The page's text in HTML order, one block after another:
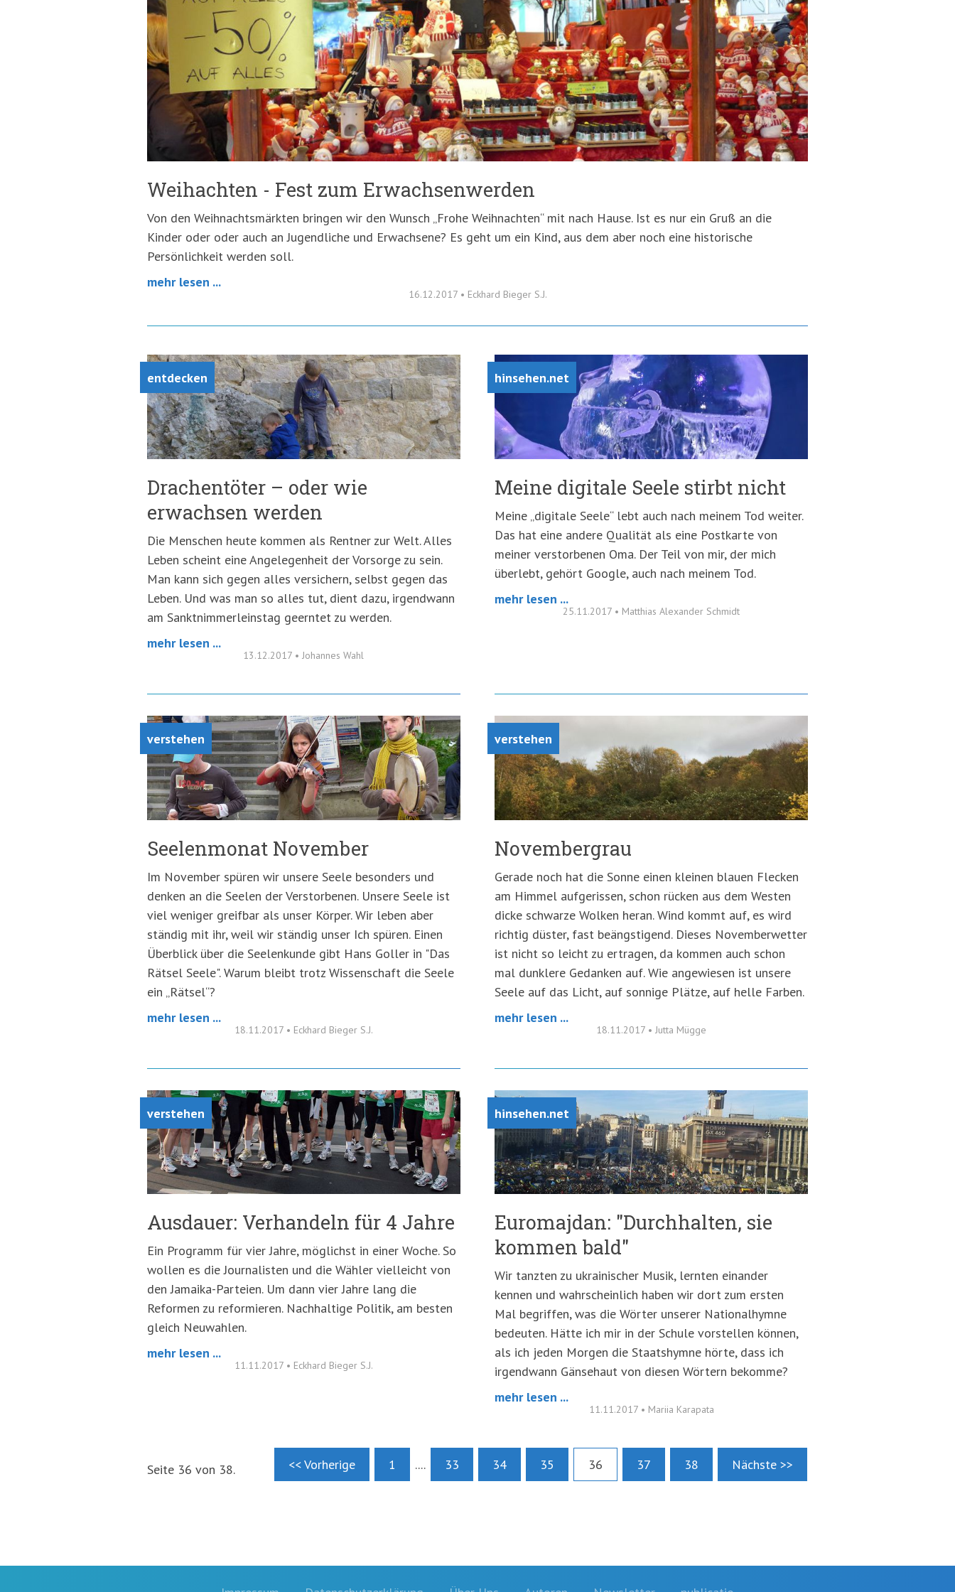
Weihachten - Fest zum Erwachsenwerden
Von den Weihnachtsmärkten bringen wir den Wunsch „Frohe Weihnachten“ mit nach Hause. Ist es nur ein Gruß an die
Kinder oder oder auch an Jugendliche und Erwachsene? Es geht um ein Kind, aus dem aber noch eine historische
Persönlichkeit werden soll.
mehr lesen ...
16.12.2017 • Eckhard Bieger S.J.
entdecken
Drachentöter – oder wie
erwachsen werden
Die Menschen heute kommen als Rentner zur Welt. Alles
Leben scheint eine Angelegenheit der Vorsorge zu sein.
Man kann sich gegen alles versichern, selbst gegen das
Leben. Und was man so alles tut, dient dazu, irgendwann
am Sanktnimmerleinstag geerntet zu werden.
mehr lesen ...
13.12.2017 •Johannes Wahl
hinsehen.net
Meine digitale Seele stirbt nicht
Meine „digitale Seele“ lebt auch nach meinem Tod weiter.
Das hat eine andere Qualität als eine Postkarte von
meiner verstorbenen Oma. Der Teil von mir, der mich
überlebt, gehört Google, auch nach meinem Tod.
mehr lesen ...
25.11.2017 • Matthias Alexander Schmidt
verstehen
Seelenmonat November
Im November spüren wir unsere Seele besonders und
denken an die Seelen der Verstorbenen. Unsere Seele ist
viel weniger greifbar als unser Körper. Wir leben aber
ständig mit ihr, weil wir ständig unser Ich spüren. Einen
Überblick über die Seelenkunde gibt Hans Goller in "Das
Rätsel Seele". Warum bleibt trotz Wissenschaft die Seele
ein „Rätsel“?
mehr lesen ...
18.11.2017 • Eckhard Bieger S.J.
verstehen
Novembergrau
Gerade noch hat die Sonne einen kleinen blauen Flecken
am Himmel aufgerissen, schon rücken aus dem Westen
dicke schwarze Wolken heran. Wind kommt auf, es wird
richtig düster, fast beängstigend. Dieses Novemberwetter
ist nicht so leicht zu ertragen, da kommen auch schon
mal dunklere Gedanken auf. Wie angewiesen ist unsere
Seele auf das Licht, auf sonnige Plätze, auf helle Farben.
mehr lesen ...
18.11.2017 •Jutta Mügge
verstehen
Ausdauer: Verhandeln für 4 Jahre
Ein Programm für vier Jahre, möglichst in einer Woche. So
wollen es die Journalisten und die Wähler vielleicht von
den Jamaika-Parteien. Um dann vier Jahre lang die
Reformen zu reformieren. Nachhaltige Politik, am besten
gleich Neuwahlen.
mehr lesen ...
11.11.2017 • Eckhard Bieger S.J.
hinsehen.net
Euromajdan: "Durchhalten, sie
kommen bald"
Wir tanzten zu ukrainischer Musik, lernten einander
kennen und wahrscheinlich haben wir dort zum ersten
Mal begriffen, was die Wörter unserer Nationalhymne
bedeuten. Hätte ich mir in der Schule vorstellen können,
als ich jeden Morgen die Staatshymne hörte, dass ich
irgendwann Gänsehaut von diesen Wörtern bekomme?
mehr lesen ...
11.11.2017 • Mariia Karapata
Seite 36 von 38. << Vorherige 1 .... 33 34 35 36 37 38 Nächste >>